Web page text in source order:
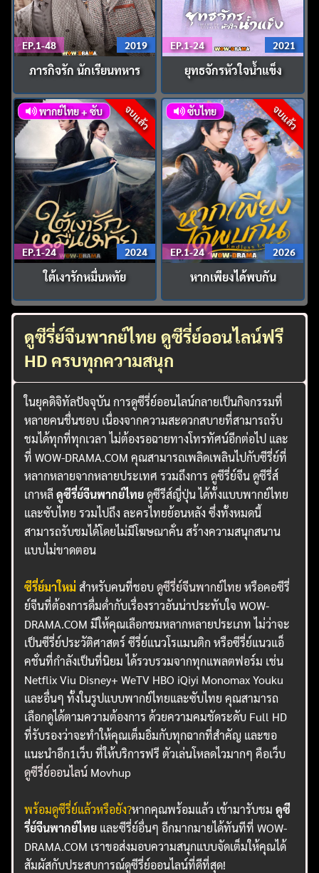
EP.1-48 2019
ภารกิจรัก นักเรียนทหาร
EP.1-24 2021
ยุทธจักรหัวใจน้ำแข็ง
จบแล้ว
พากย์ไทย + ซับ
EP.1-24 2024
ใต้เงารักหมื่นหทัย
จบแล้ว
ซับไทย
EP.1-24 2026
หากเพียงได้พบกัน
ดูซีรี่ย์จีนพากย์ไทย ดูซีรี่ย์ออนไลน์ฟรี
HD ครบทุกความสนุก
ในยุคดิจิทัลปัจจุบัน การดูซีรี่ย์ออนไลน์กลายเป็นกิจกรรมที่
หลายคนชื่นชอบ เนื่องจากความสะดวกสบายที่สามารถรับ
ชมได้ทุกที่ทุกเวลา ไม่ต้องรอฉายทางโทรทัศน์อีกต่อไป และ
ที่ WOW-DRAMA.COM คุณสามารถเพลิดเพลินไปกับซีรี่ย์ที่
หลากหลายจากหลายประเทศ รวมถึงการ ดูซีรี่ย์จีน ดูซีรี่ส์
เกาหลีดูซีรี่ย์จีนพากย์ไทยดูซีรีส์ญี่ปุ่น ได้ทั้งแบบพากย์ไทย
และซับไทย รวมไปถึง ละครไทยย้อนหลัง ซึ่งทั้งหมดนี้
สามารถรับชมได้โดยไม่มีโฆษณาคั่น สร้างความสนุกสนาน
แบบไม่ขาดตอน
ซีรี่ย์มาใหม่ สำหรับคนที่ชอบดูซีรี่ย์จีนพากย์ไทย หรือคอซีรี่
ย์จีนที่ต้องการดื่มด่ำกับเรื่องราวอันน่าประทับใจ WOW-
DRAMA.COM มีให้คุณเลือกชมหลากหลายประเภท ไม่ว่าจะ
เป็นซีรี่ย์ประวัติศาสตร์ ซีรี่ย์แนวโรแมนติก หรือซีรี่ย์แนวแอ็
คชั่นที่กำลังเป็นที่นิยม ได้รวบรวมจากทุกแพลตฟอร์ม เช่น
Netflix Viu Disney+ WeTV HBO iQiyi Monomax Youku
และอื่นๆ ทั้งในรูปแบบพากย์ไทยและซับไทย คุณสามารถ
เลือกดูได้ตามความต้องการ ด้วยความคมชัดระดับ Full HD
ที่รับรองว่าจะทำให้คุณเต็มอิ่มกับทุกฉากที่สำคัญ และขอ
แนะนำอีก1เว็บ ที่ให้บริการฟรี ตัวเล่นโหลดไวมากๆ คือเว็บ
ดูซีรี่ย์ออนไลน์ Movhup
พร้อมดูซีรี่ย์แล้วหรือยัง?หากคุณพร้อมแล้ว เข้ามารับชมดูซี
รี่ย์จีนพากย์ไทย และซีรี่ย์อื่นๆ อีกมากมายได้ทันทีที่ WOW-
DRAMA.COM เราขอส่งมอบความสนุกแบบจัดเต็มให้คุณได้
สัมผัสกับประสบการณ์ดูซีรี่ย์ออนไลน์ที่ดีที่สุด!